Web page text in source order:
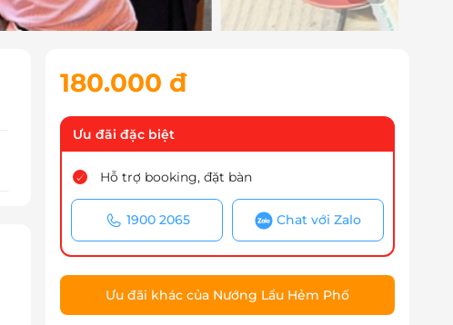
180.000 đ
Ưu đãi đặc biệt
Hỗ trợ booking, đặt bàn
1900 2065 Chat với Zalo
Ưu đãi khác của Nướng Lẩu Hẻm Phố